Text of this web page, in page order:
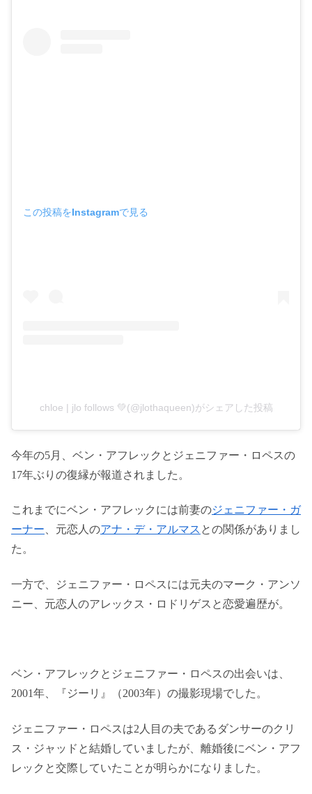
この投稿をInstagramで見る
chloe | jlo follows 💚(@jlothaqueen)がシェアした投稿
今年の5月、ベン・アフレックとジェニファー・ロペスの
17年ぶりの復縁が報道されました。
これまでにベン・アフレックには前妻のジェニファー・ガ
ーナー 、元恋人のアナ・デ・アルマス との関係がありまし
た。
一方で、ジェニファー・ロペスには元夫のマーク・アンソ
ニー、元恋人のアレックス・ロドリゲスと恋愛遍歴が。
ベン・アフレックとジェニファー・ロペスの出会いは、
2001年、『ジーリ』（2003年）の撮影現場でした。
ジェニファー・ロペスは2人目の夫であるダンサーのクリ
ス・ジャッドと結婚していましたが、離婚後にベン・アフ
レックと交際していたことが明らかになりました。